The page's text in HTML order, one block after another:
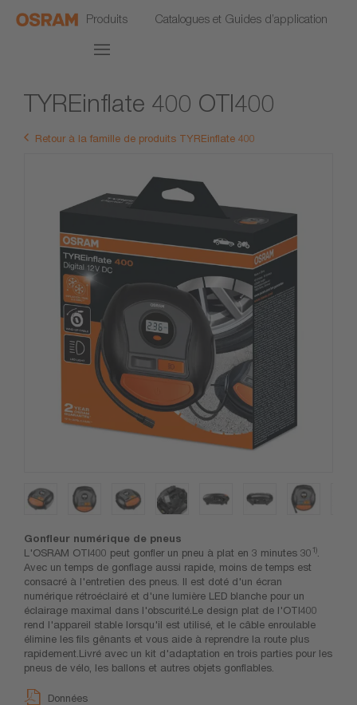
Produits Catalogues et Guides d’application
TYREinflate 400 OTI400
Retour à la famille de produits TYREinflate 400
Gonfleur numérique de pneus
L'OSRAM OTI400 peut gonfler un pneu à plat en 3 minutes 301)
Avec un temps de gonflage aussi rapide, moins de temps est
consacré à l'entretien des pneus. Il est doté d'un écran
numérique rétroéclairé et d'une lumière LED blanche pour un
éclairage maximal dans l'obscurité.Le design plat de l'OTI400
rend l'appareil stable lorsqu'il est utilisé, et le câble enroulable
élimine les fils gênants et vous aide à reprendre la route plus
rapidement.Livré avec un kit d'adaptation en trois parties pour les
pneus de vélo, les ballons et autres objets gonflables.
Données